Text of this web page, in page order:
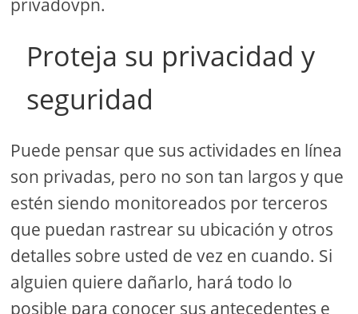
privadovpn.
Proteja su privacidad y
seguridad
Puede pensar que sus actividades en línea
son privadas, pero no son tan largos y que
estén siendo monitoreados por terceros
que puedan rastrear su ubicación y otros
detalles sobre usted de vez en cuando. Si
alguien quiere dañarlo, hará todo lo
posible para conocer sus antecedentes e